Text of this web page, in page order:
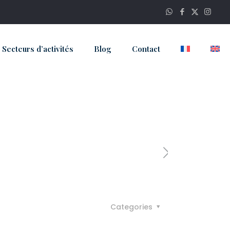
Secteurs d’activités Blog Contact
Categories